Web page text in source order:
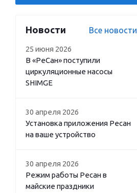
Новости Все новости
25 июня 2026
В «РеСан» поступили
циркуляционные насосы
SHIMGE
30 апреля 2026
Установка приложения Ресан
на ваше устройство
30 апреля 2026
Режим работы Ресан в
майские праздники